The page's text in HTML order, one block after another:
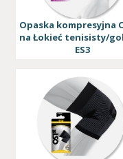
Opaska kompresyjna
na Łokieć tenisisty/
ES3